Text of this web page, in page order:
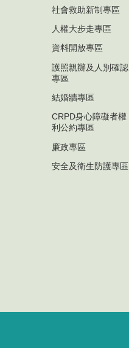
社會救助新制專區
人權大步走專區
資料開放專區
護照親辦及人別確認
專區
結婚牆專區
CRPD身心障礙者權
利公約專區
廉政專區
安全及衛生防護專區